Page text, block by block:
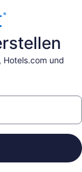
Hotels.com und